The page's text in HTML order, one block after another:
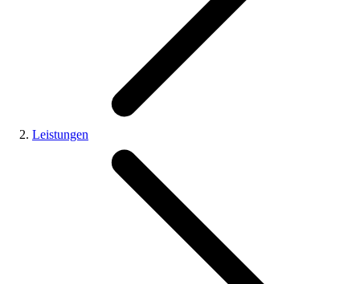
Leistungen